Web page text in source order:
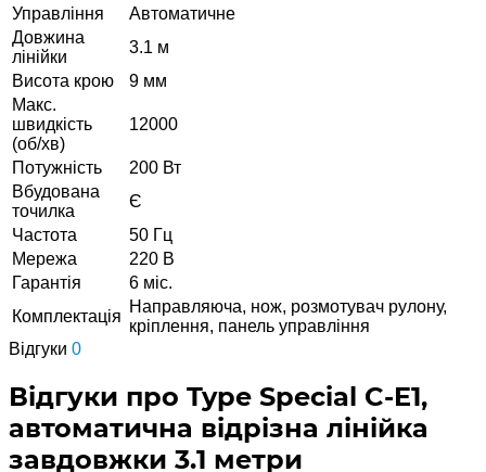
Управління
Автоматичне
Довжина
лінійки
3.1 м
Висота крою
9 мм
Макс.
швидкість
(об/хв)
12000
Потужність
200 Вт
Вбудована
точилка
Є
Частота
50 Гц
Мережа
220 В
Гарантія
6 міс.
Комплектація
Направляюча, нож, розмотувач рулону,
кріплення, панель управління
Відгуки 0
Відгуки про Type Special C-E1,
автоматична відрізна лінійка
завдовжки 3.1 метри